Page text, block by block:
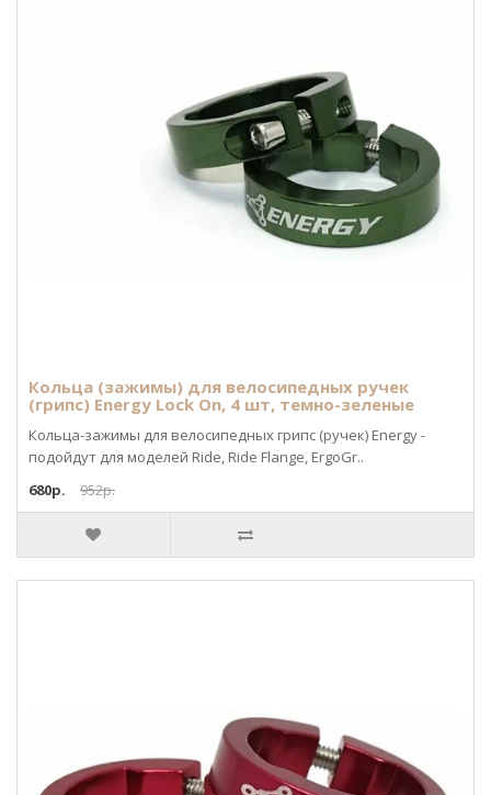
Кольца (зажимы) для велосипедных ручек
(грипс) Energy Lock On, 4 шт, темно-зеленые
Кольца-зажимы для велосипедных грипс (ручек) Energy -
подойдут для моделей Ride, Ride Flange, ErgoGr..
680р.
952р.